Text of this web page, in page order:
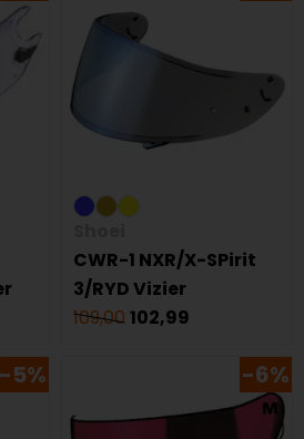
CWR-1 NXR/X-SPirit
3/RYD Vizier
109,00 102,99
-5% -6%